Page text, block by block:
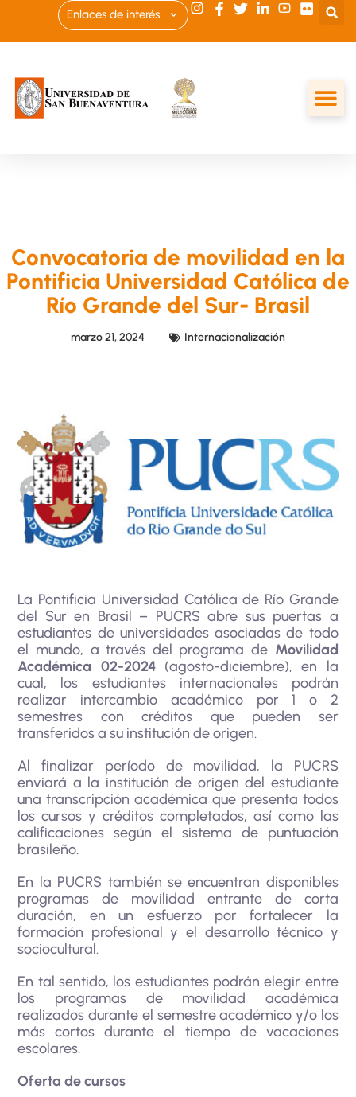
Enlaces de interés
Convocatoria de movilidad en la
Pontificia Universidad Católica de
Río Grande del Sur- Brasil
marzo 21, 2024 Internacionalización
La Pontificia Universidad Católica de Río Grande
del Sur en Brasil – PUCRS abre sus puertas a
estudiantes de universidades asociadas de todo
el mundo, a través del programa de Movilidad
Académica 02-2024(agosto-diciembre), en la
cual, los estudiantes internacionales podrán
realizar intercambio académico por 1 o 2
semestres con créditos que pueden ser
transferidos a su institución de origen.
Al finalizar período de movilidad, la PUCRS
enviará a la institución de origen del estudiante
una transcripción académica que presenta todos
los cursos y créditos completados, así como las
calificaciones según el sistema de puntuación
brasileño.
En la PUCRS también se encuentran disponibles
programas de movilidad entrante de corta
duración, en un esfuerzo por fortalecer la
formación profesional y el desarrollo técnico y
sociocultural.
En tal sentido, los estudiantes podrán elegir entre
los programas de movilidad académica
realizados durante el semestre académico y/o los
más cortos durante el tiempo de vacaciones
escolares.
Oferta de cursos